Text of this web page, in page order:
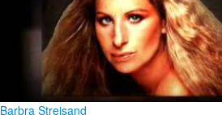
Barbra Streisand